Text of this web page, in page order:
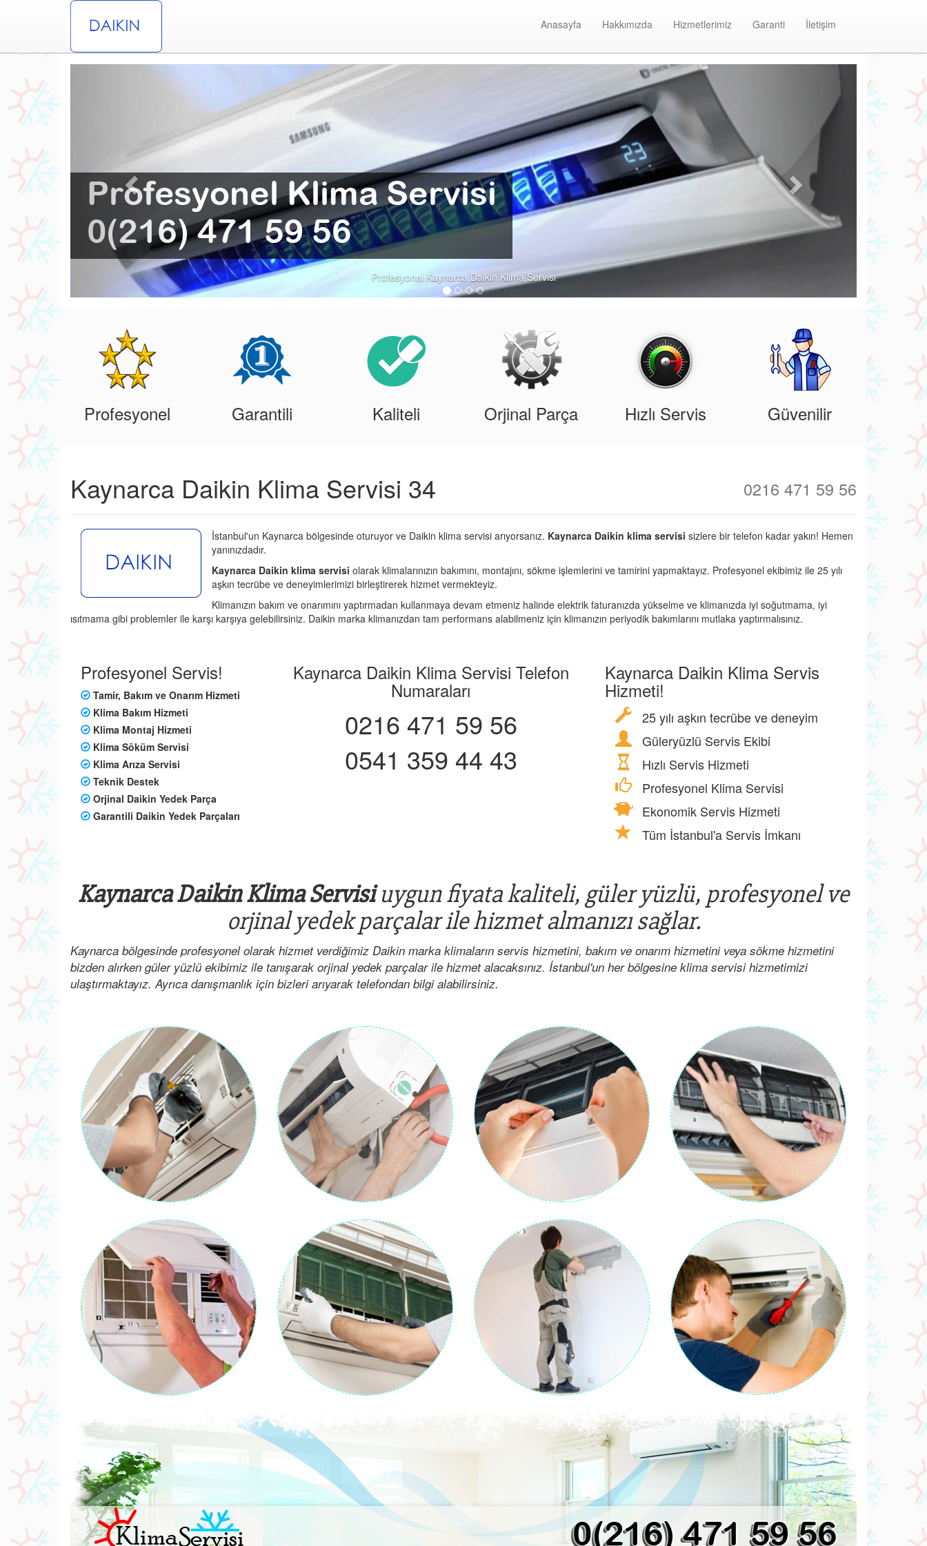
Anasayfa Hakkımızda Hizmetlerimiz Garanti İletişim
Daikin Klima Servisi
Profesyonel Garantili Kaliteli Orjinal Parça Hızlı Servis Güvenilir
Kaynarca Daikin Klima Servisi 34 0216 471 59 56
İstanbul'un Kaynarca bölgesinde oturuyor ve Daikin klima servisi arıyorsanız. Kaynarca Daikin klima servisi sizlere bir telefon kadar yakın! Hemen
yanınızdadır.
Kaynarca Daikin klima servisi olarak klimalarınızın bakımını, montajını, sökme işlemlerini ve tamirini yapmaktayız. Profesyonel ekibimiz ile 25 yılı
aşkın tecrübe ve deneyimlerimizi birleştirerek hizmet vermekteyiz.
Klimanızın bakım ve onarımını yaptırmadan kullanmaya devam etmeniz halinde elektrik faturanızda yükselme ve klimanızda iyi soğutmama, iyi
ısıtmama gibi problemler ile karşı karşıya gelebilirsiniz. Daikin marka klimanızdan tam performans alabilmeniz için klimanızın periyodik bakımlarını mutlaka yaptırmalısınız.
Profesyonel Servis!
Tamir, Bakım ve Onarım Hizmeti
Klima Bakım Hizmeti
Klima Montaj Hizmeti
Klima Söküm Servisi
Klima Arıza Servisi
Teknik Destek
Orjinal Daikin Yedek Parça
Garantili Daikin Yedek Parçaları
Kaynarca Daikin Klima Servisi Telefon
Numaraları
0216 471 59 56
0541 359 44 43
Kaynarca Daikin Klima Servis
Hizmeti!
25 yılı aşkın tecrübe ve deneyim
Güleryüzlü Servis Ekibi
Hızlı Servis Hizmeti
Profesyonel Klima Servisi
Ekonomik Servis Hizmeti
Tüm İstanbul'a Servis İmkanı
Kaynarca Daikin Klima Servisiuygun fiyata kaliteli, güler yüzlü, profesyonel ve
orjinal yedek parçalar ile hizmet almanızı sağlar.
Kaynarca bölgesinde profesyonel olarak hizmet verdiğimiz Daikin marka klimaların servis hizmetini, bakım ve onarım hizmetini veya sökme hizmetini
bizden alırken güler yüzlü ekibimiz ile tanışarak orjinal yedek parçalar ile hizmet alacaksınız. İstanbul'un her bölgesine klima servisi hizmetimizi
ulaştırmaktayız. Ayrıca danışmanlık için bizleri arıyarak telefondan bilgi alabilirsiniz.